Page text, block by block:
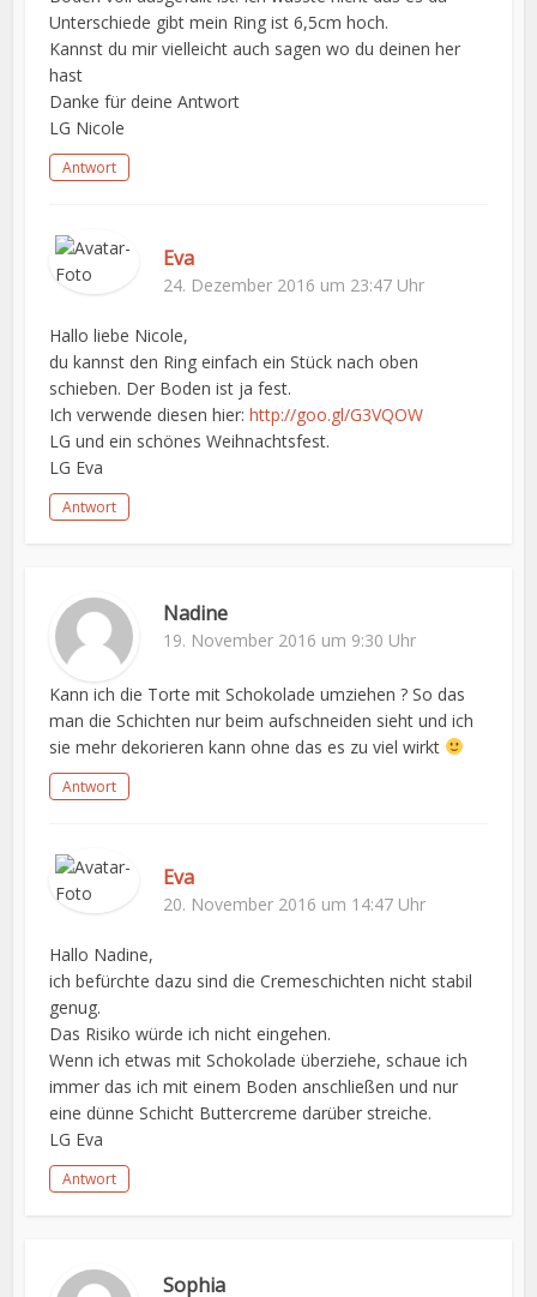
Unterschiede gibt mein Ring ist 6,5cm hoch.
Kannst du mir vielleicht auch sagen wo du deinen her
hast
Danke für deine Antwort
LG Nicole
Antwort
Eva
24. Dezember 2016 um 23:47 Uhr
Hallo liebe Nicole,
du kannst den Ring einfach ein Stück nach oben
schieben. Der Boden ist ja fest.
Ich verwende diesen hier:http://goo.gl/G3VQOW
LG und ein schönes Weihnachtsfest.
LG Eva
Antwort
Nadine
19. November 2016 um 9:30 Uhr
Kann ich die Torte mit Schokolade umziehen ? So das
man die Schichten nur beim aufschneiden sieht und ich
sie mehr dekorieren kann ohne das es zu viel wirkt
Antwort
Eva
20. November 2016 um 14:47 Uhr
Hallo Nadine,
ich befürchte dazu sind die Cremeschichten nicht stabil
genug.
Das Risiko würde ich nicht eingehen.
Wenn ich etwas mit Schokolade überziehe, schaue ich
immer das ich mit einem Boden anschließen und nur
eine dünne Schicht Buttercreme darüber streiche.
LG Eva
Antwort
Sophia